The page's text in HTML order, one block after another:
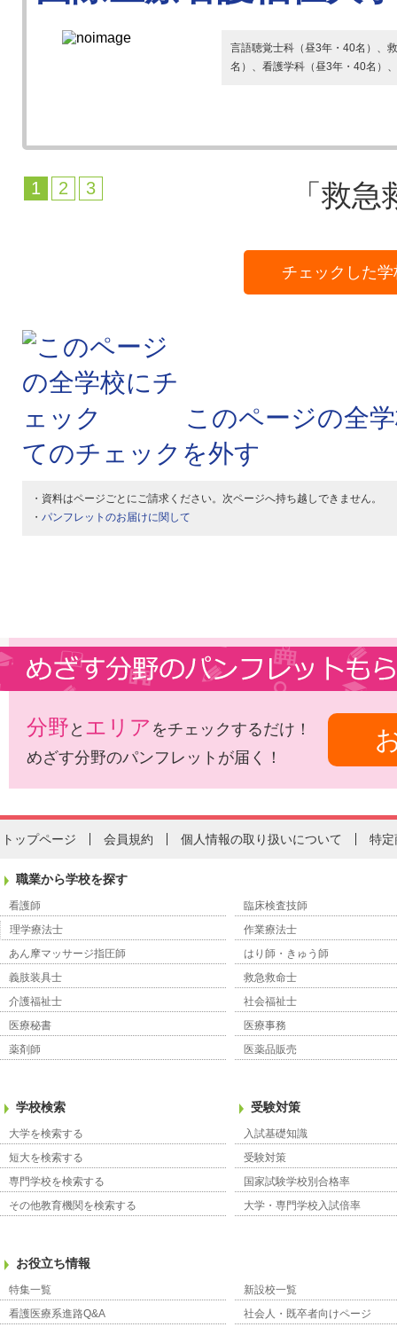
言語聴覚士科（昼3年・40名）、
名）、看護学科（昼3年・40名）
1 2 3 「救
チェックした
このページの全
てのチェックを外す
・資料はページごとにご請求ください。次ページへ持ち越しできません。
・ パンフレットのお届けに関して
分野 と エリア をチェックするだけ！
めざす分野のパンフレットが届く！
トップページ 会員規約 個人情報の取り扱いについて 特定
職業から学校を探す
看護師
臨床検査技師
理学療法士
作業療法士
あん摩マッサージ指圧師
はり師・きゅう師
義肢装具士
救急救命士
介護福祉士
社会福祉士
医療秘書
医療事務
薬剤師
医薬品販売
学校検索
大学を検索する
短大を検索する
専門学校を検索する
その他教育機関を検索する
受験対策
入試基礎知識
受験対策
国家試験学校別合格率
大学・専門学校入試倍率
お役立ち情報
特集一覧
新設校一覧
看護医療系進路Q&A
社会人・既卒者向けページ